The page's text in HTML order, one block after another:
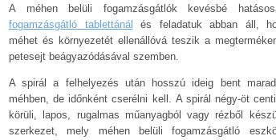
A méhen belüli fogamzásgátlók kevésbé
fogamzásgátló tablettánál
és feladatuk abban áll,
méhet és környezetét ellenállóvá teszik a
petesejt beágyazódásával szemben.
A spirál a felhelyezés után hosszú ideig bent
méhben, de időnként cserélni kell. A spirál négy-öt
körüli, lapos, rugalmas műanyagból vagy rézből
szerkezet, mely méhen belüli fogamzásgátló